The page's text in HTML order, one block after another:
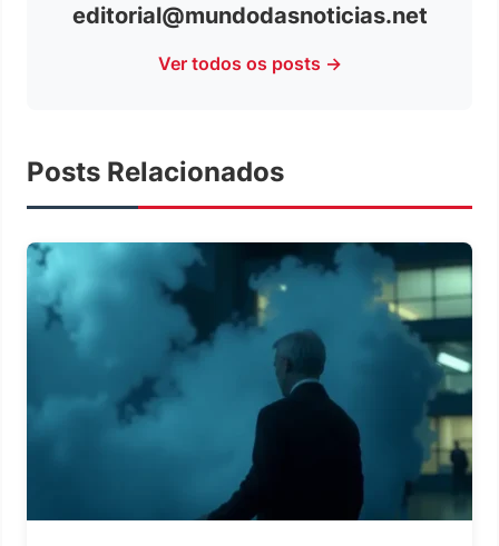
editorial@mundodasnoticias.net
Ver todos os posts →
Posts Relacionados